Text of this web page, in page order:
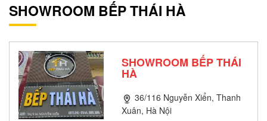
SHOWROOM BẾP THÁI HÀ
SHOWROOM BẾP THÁI
HÀ
36/116 Nguyễn Xiển, Thanh
Xuân, Hà Nội